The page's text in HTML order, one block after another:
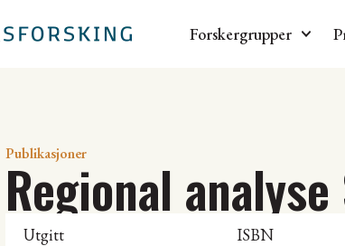
Forskergrupper
Publikasjoner
Regional
Utgitt ISBN